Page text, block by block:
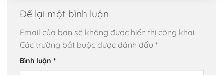
Để lại một bình luận
Email của bạn sẽ không được hiển thị công khai.
Các trường bắt buộc được đánh dấu *
Bình luận *